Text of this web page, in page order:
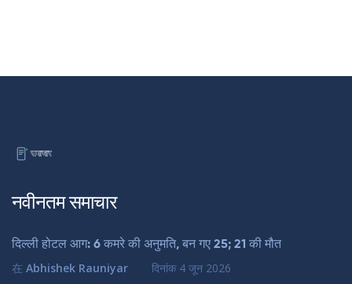
नवीनतम समाचार
दिल्ली होटल आग: 6 कमरे की अनुमति, बन गए 25; 21 की मौत
在 Abhishek Rauniyar दिनांक 4 जून 2026